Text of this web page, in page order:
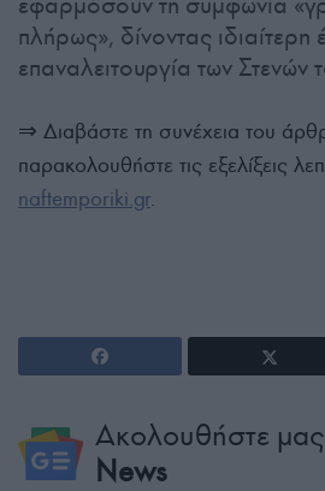
πλήρως», δίνοντας
επαναλειτουργία των
⇒ Διαβάστε τη συνέχεια του
παρακολουθήστε τις εξελίξεις
naftemporiki.gr.
Ακολουθήστε
News